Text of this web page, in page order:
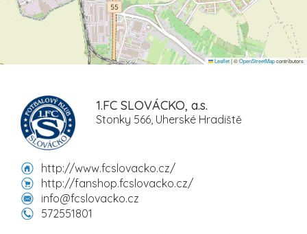
Leaflet|©OpenStreetMapcontributors
1.FC SLOVÁCKO, a.s.
Stonky 566, Uherské Hradiště
http://www.fcslovacko.cz/
http://fanshop.fcslovacko.cz/
info@fcslovacko.cz
572551801